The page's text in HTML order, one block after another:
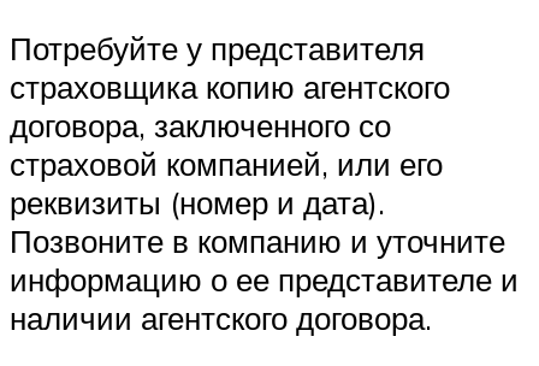
Потребуйте у представителя
страховщика копию агентского
договора, заключенного со
страховой компанией, или его
реквизиты (номер и дата).
Позвоните в компанию и уточните
информацию о ее представителе и
наличии агентского договора.